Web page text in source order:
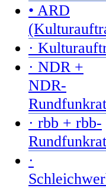
• ARD
·
· NDR +
NDR-
Rundfunkrat
· rbb + rbb-
Rundfunkrat
·